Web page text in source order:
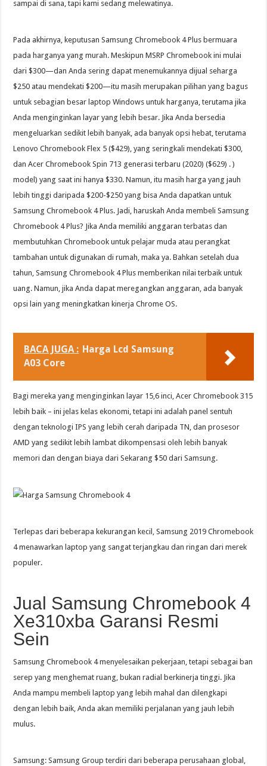
sampai di sana, tapi kami sedang melewatinya.
Pada akhirnya, keputusan Samsung Chromebook 4 Plus bermuara
pada harganya yang murah. Meskipun MSRP Chromebook ini mulai
dari $300—dan Anda sering dapat menemukannya dijual seharga
$250 atau mendekati $200—itu masih merupakan pilihan yang bagus
untuk sebagian besar laptop Windows untuk harganya, terutama jika
Anda menginginkan layar yang lebih besar. Jika Anda bersedia
mengeluarkan sedikit lebih banyak, ada banyak opsi hebat, terutama
Lenovo Chromebook Flex 5 ($429), yang seringkali mendekati $300,
dan Acer Chromebook Spin 713 generasi terbaru (2020) ($629) . )
model) yang saat ini hanya $330. Namun, itu masih harga yang jauh
lebih tinggi daripada $200-$250 yang bisa Anda dapatkan untuk
Samsung Chromebook 4 Plus. Jadi, haruskah Anda membeli Samsung
Chromebook 4 Plus? Jika Anda memiliki anggaran terbatas dan
membutuhkan Chromebook untuk pelajar muda atau perangkat
tambahan untuk digunakan di rumah, maka ya. Bahkan setelah dua
tahun, Samsung Chromebook 4 Plus memberikan nilai terbaik untuk
uang. Namun, jika Anda dapat meregangkan anggaran, ada banyak
opsi lain yang meningkatkan kinerja Chrome OS.
BACA JUGA : Harga Lcd Samsung
A03 Core
Bagi mereka yang menginginkan layar 15,6 inci, Acer Chromebook 315
lebih baik – ini jelas kelas ekonomi, tetapi ini adalah panel sentuh
dengan teknologi IPS yang lebih cerah daripada TN, dan prosesor
AMD yang sedikit lebih lambat dikompensasi oleh lebih banyak
memori dan dengan biaya dari Sekarang $50 dari Samsung.
Terlepas dari beberapa kekurangan kecil, Samsung 2019 Chromebook
4 menawarkan laptop yang sangat terjangkau dan ringan dari merek
populer.
Jual Samsung Chromebook 4
Xe310xba Garansi Resmi
Sein
Samsung Chromebook 4 menyelesaikan pekerjaan, tetapi sebagai ban
serep yang menghemat ruang, bukan radial berkinerja tinggi. Jika
Anda mampu membeli laptop yang lebih mahal dan dilengkapi
dengan lebih baik, Anda akan memiliki perjalanan yang jauh lebih
mulus.
Samsung: Samsung Group terdiri dari beberapa perusahaan global,